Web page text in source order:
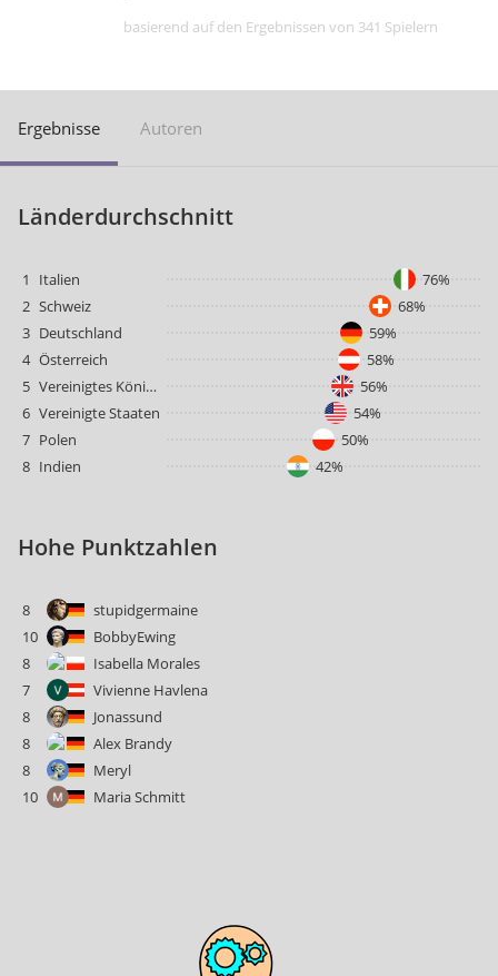
basierend auf den Ergebnissen von 341 Spielern
Ergebnisse Autoren
Länderdurchschnitt
1 Italien
76%
2 Schweiz
68%
3 Deutschland
59%
4 Österreich
58%
5
Vereinigtes Königreich
56%
6 Vereinigte Staaten
54%
7 Polen
50%
8 Indien 42%
Hohe Punktzahlen
8
stupidgermaine
10
BobbyEwing
8
Isabella Morales
7
Vivienne Havlena
8
Jonassund
8
Alex Brandy
8
Meryl
10
Maria Schmitt